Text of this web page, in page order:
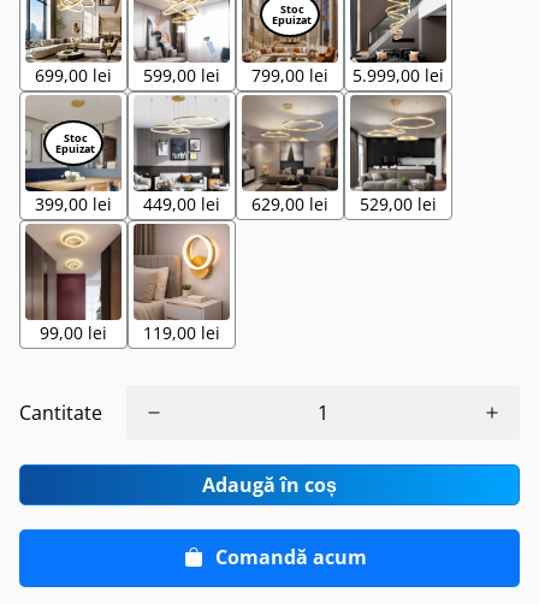
699,00 lei 599,00 lei 799,00 lei 5.999,00 lei
399,00 lei 449,00 lei 629,00 lei 529,00 lei
99,00 lei 119,00 lei
Cantitate
Adaugă în coș
Comandă acum